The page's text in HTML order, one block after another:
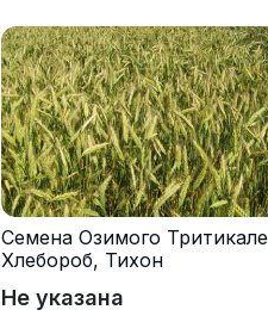
Семена Озимого Тритикале
Хлебороб, Тихон
Не указана